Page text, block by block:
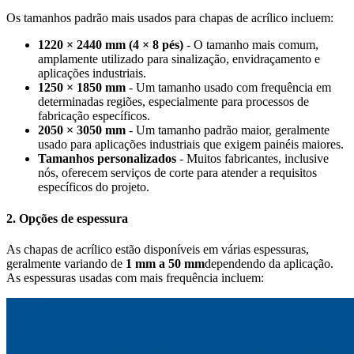
Os tamanhos padrão mais usados para chapas de acrílico incluem:
1220 × 2440 mm (4 × 8 pés) - O tamanho mais comum,
amplamente utilizado para sinalização, envidraçamento e
aplicações industriais.
1250 × 1850 mm - Um tamanho usado com frequência em
determinadas regiões, especialmente para processos de
fabricação específicos.
2050 × 3050 mm - Um tamanho padrão maior, geralmente
usado para aplicações industriais que exigem painéis maiores.
Tamanhos personalizados - Muitos fabricantes, inclusive
nós, oferecem serviços de corte para atender a requisitos
específicos do projeto.
2. Opções de espessura
As chapas de acrílico estão disponíveis em várias espessuras,
geralmente variando de 1 mm a 50 mmdependendo da aplicação.
As espessuras usadas com mais frequência incluem: